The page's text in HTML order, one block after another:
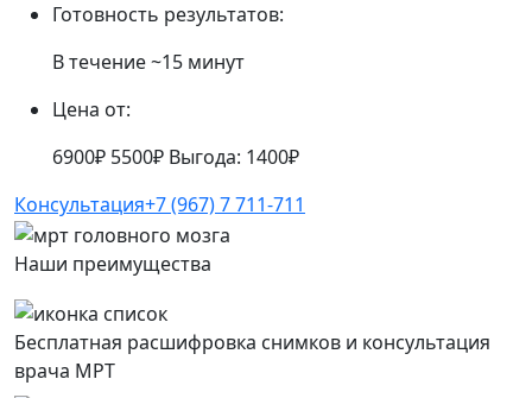
Готовность результатов:
В течение ~15 минут
Цена от:
6900₽ 5500₽ Выгода: 1400₽
Консультация+7 (967) 7 711-711
Наши преимущества
Бесплатная расшифровка снимков и консультация
врача МРТ